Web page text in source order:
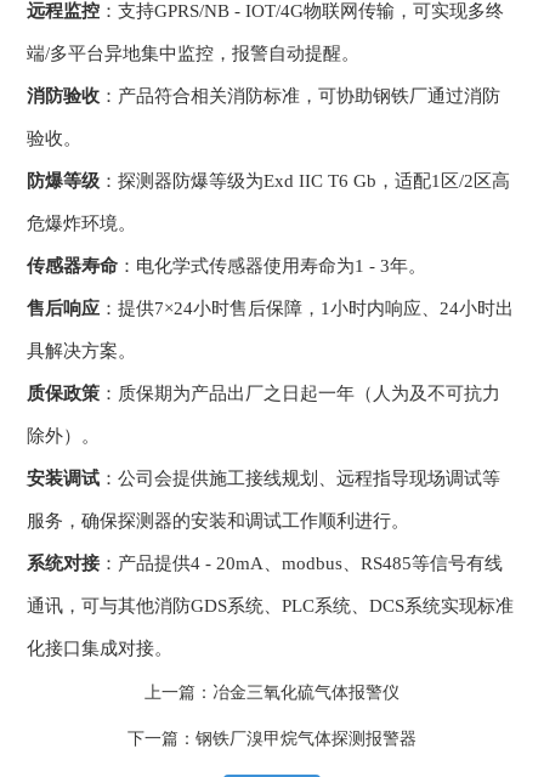
远程监控 ：支持GPRS/NB - IOT/4G物联网传输，可实现多终
端/多平台异地集中监控，报警自动提醒。
消防验收 ：产品符合相关消防标准，可协助钢铁厂通过消防
验收。
防爆等级 ：探测器防爆等级为Exd IIC T6 Gb，适配1区/2区高
危爆炸环境。
传感器寿命 ：电化学式传感器使用寿命为1 - 3年。
售后响应 ：提供7×24小时售后保障，1小时内响应、24小时出
具解决方案。
质保政策 ：质保期为产品出厂之日起一年（人为及不可抗力
除外）。
安装调试 ：公司会提供施工接线规划、远程指导现场调试等
服务，确保探测器的安装和调试工作顺利进行。
系统对接 ：产品提供4 - 20mA、modbus、RS485等信号有线
通讯，可与其他消防GDS系统、PLC系统、DCS系统实现标准
化接口集成对接。
上一篇：冶金三氧化硫气体报警仪
下一篇：钢铁厂溴甲烷气体探测报警器